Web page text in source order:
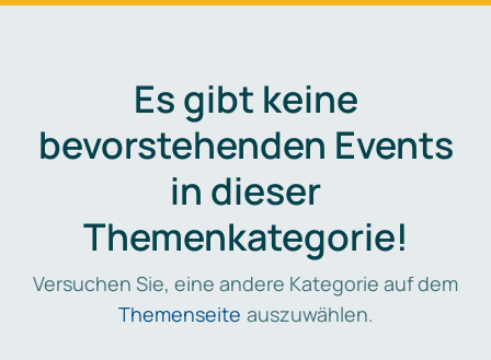
Es gibt keine
bevorstehenden Events
in dieser
Themenkategorie!
Versuchen Sie, eine andere Kategorie auf dem
Themenseite auszuwählen.